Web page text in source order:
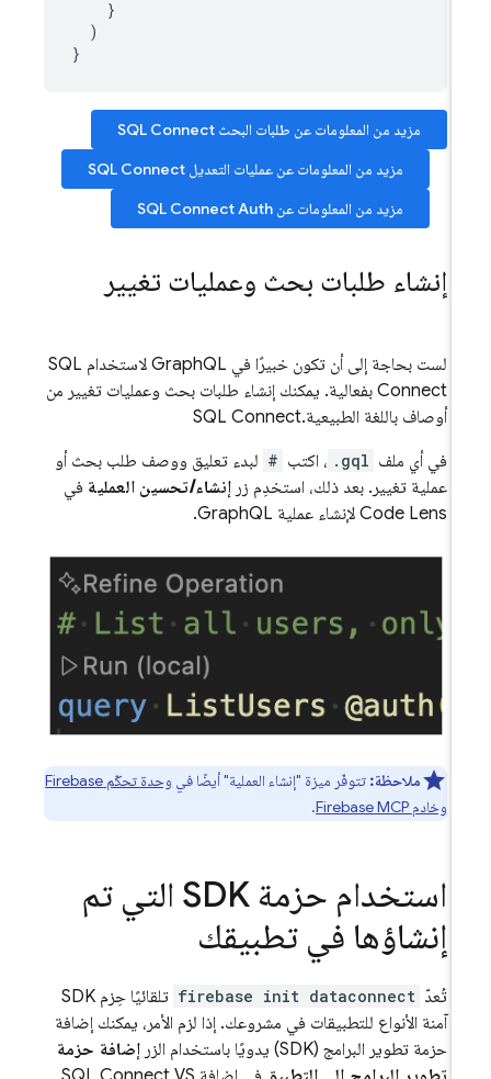
مزيد من المعلومات عن طلبات البحثSQL Connect
مزيد من المعلومات عن عمليات التعديلSQL Connect
مزيد من المعلومات عن
SQL ConnectAuth
إنشاء طلبات بحث وعمليات تغيير
لست بحاجة إلى أن تكون خبيرًا في GraphQL لاستخدام
SQL
Connectبفعالية. يمكنك إنشاء طلبات بحث وعمليات تغيير من
أوصاف باللغة الطبيعية.SQL Connect
في أي ملف .gql ، اكتب # لبدء تعليق ووصف طلب بحث أو
عملية تغيير. بعد ذلك، استخدِم زرإنشاء/تحسين العمليةفي
Code Lens لإنشاء عملية GraphQL.
ملاحظة:تتوفّر ميزة "إنشاء العملية" أيضًا في
وحدة تحكّم Firebase
وخادم Firebase MCP
.
استخدام حزمة SDK التي تم
إنشاؤها في تطبيقك
تُعدّ firebase init dataconnect
تلقائيًا حِزم SDK
آمنة الأنواع للتطبيقات في مشروعك. إذا لزم الأمر، يمكنك إضافة
حزمة تطوير البرامج (SDK) يدويًا باستخدام الزر
إضافة حزمة